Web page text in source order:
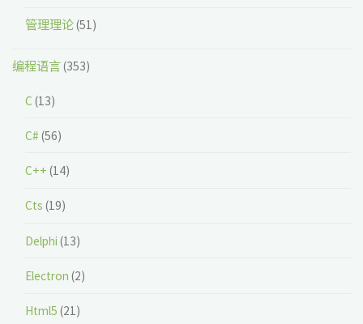
管理理论(51)
编程语言(353)
C (13)
C# (56)
C++ (14)
Cts (19)
Delphi (13)
Electron (2)
Html5 (21)